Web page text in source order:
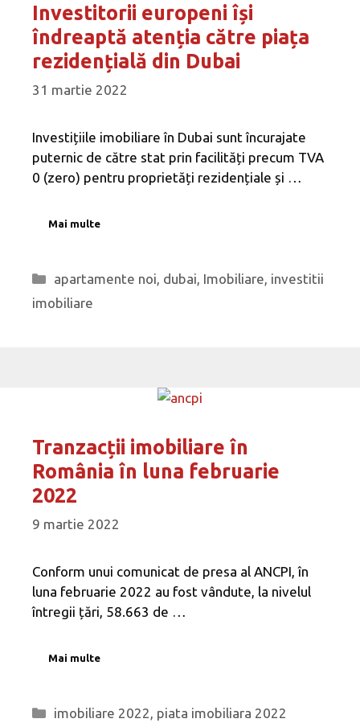
Investitorii europeni își
îndreaptă atenția către piața
rezidențială din Dubai
31 martie 2022
Investițiile imobiliare în Dubai sunt încurajate
puternic de către stat prin facilități precum TVA
0 (zero) pentru proprietăți rezidențiale și …
Mai multe
Categorii
apartamente noi dubai Imobiliare investitii
imobiliare
Tranzacții imobiliare în
România în luna februarie
2022
9 martie 2022
Conform unui comunicat de presa al ANCPI, în
luna februarie 2022 au fost vândute, la nivelul
întregii țări, 58.663 de …
Mai multe
Categorii
imobiliare 2022 piata imobiliara 2022